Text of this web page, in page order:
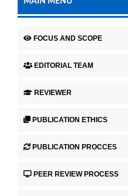
FOCUS AND SCOPE
EDITORIAL TEAM
REVIEWER
PUBLICATION ETHICS
PUBLICATION PROCCES
PEER REVIEW PROCESS